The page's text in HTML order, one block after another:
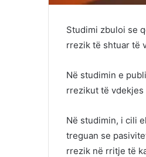
Studimi zbuloi se
rrezik të shtuar të
Në studimin e
rrezikut të vdekjes
Në studimin, i cili
treguan se
rrezik në rritje të